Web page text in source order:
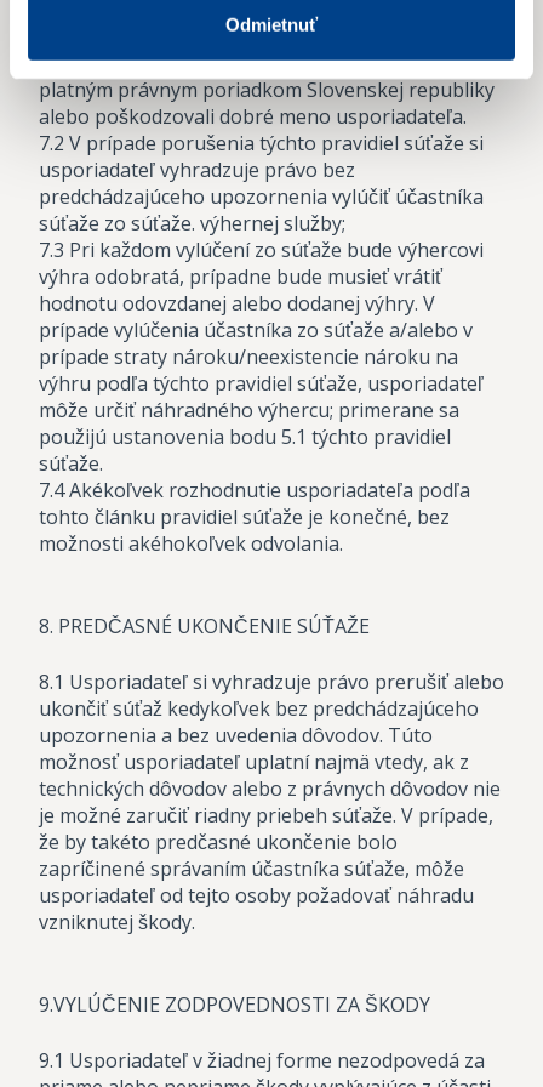
Odmietnuť
akceptovanými pravidlami slušnosti a mravnosti,
alebo ktoré by znižovali ľudskú dôstojnosť,
obsahovali inak nevhodný obsah či boli v rozpore s
platným právnym poriadkom Slovenskej republiky
alebo poškodzovali dobré meno usporiadateľa.
7.2 V prípade porušenia týchto pravidiel súťaže si
usporiadateľ vyhradzuje právo bez
predchádzajúceho upozornenia vylúčiť účastníka
súťaže zo súťaže. výhernej služby;
7.3 Pri každom vylúčení zo súťaže bude výhercovi
výhra odobratá, prípadne bude musieť vrátiť
hodnotu odovzdanej alebo dodanej výhry. V
prípade vylúčenia účastníka zo súťaže a/alebo v
prípade straty nároku/neexistencie nároku na
výhru podľa týchto pravidiel súťaže, usporiadateľ
môže určiť náhradného výhercu; primerane sa
použijú ustanovenia bodu 5.1 týchto pravidiel
súťaže.
7.4 Akékoľvek rozhodnutie usporiadateľa podľa
tohto článku pravidiel súťaže je konečné, bez
možnosti akéhokoľvek odvolania.
8. PREDČASNÉ UKONČENIE SÚŤAŽE
8.1 Usporiadateľ si vyhradzuje právo prerušiť alebo
ukončiť súťaž kedykoľvek bez predchádzajúceho
upozornenia a bez uvedenia dôvodov. Túto
možnosť usporiadateľ uplatní najmä vtedy, ak z
technických dôvodov alebo z právnych dôvodov nie
je možné zaručiť riadny priebeh súťaže. V prípade,
že by takéto predčasné ukončenie bolo
zapríčinené správaním účastníka súťaže, môže
usporiadateľ od tejto osoby požadovať náhradu
vzniknutej škody.
9.VYLÚČENIE ZODPOVEDNOSTI ZA ŠKODY
9.1 Usporiadateľ v žiadnej forme nezodpovedá za